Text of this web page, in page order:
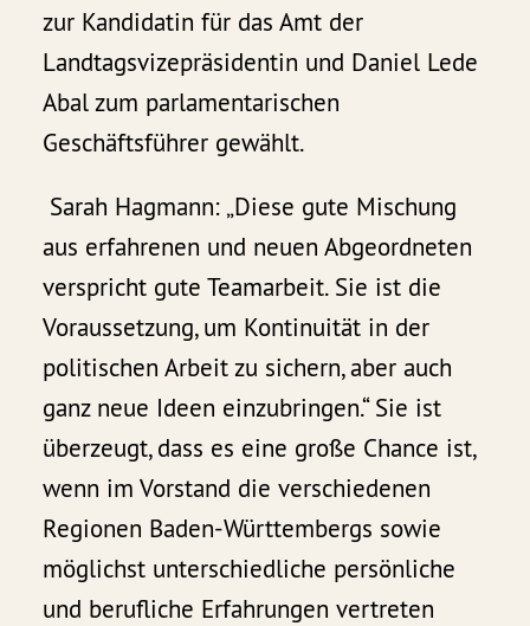
zur Kandidatin für das Amt der
Landtagsvizepräsidentin und Daniel Lede
Abal zum parlamentarischen
Geschäftsführer gewählt.
Sarah Hagmann: „Diese gute Mischung
aus erfahrenen und neuen Abgeordneten
verspricht gute Teamarbeit. Sie ist die
Voraussetzung, um Kontinuität in der
politischen Arbeit zu sichern, aber auch
ganz neue Ideen einzubringen.“ Sie ist
überzeugt, dass es eine große Chance ist,
wenn im Vorstand die verschiedenen
Regionen Baden-Württembergs sowie
möglichst unterschiedliche persönliche
und berufliche Erfahrungen vertreten